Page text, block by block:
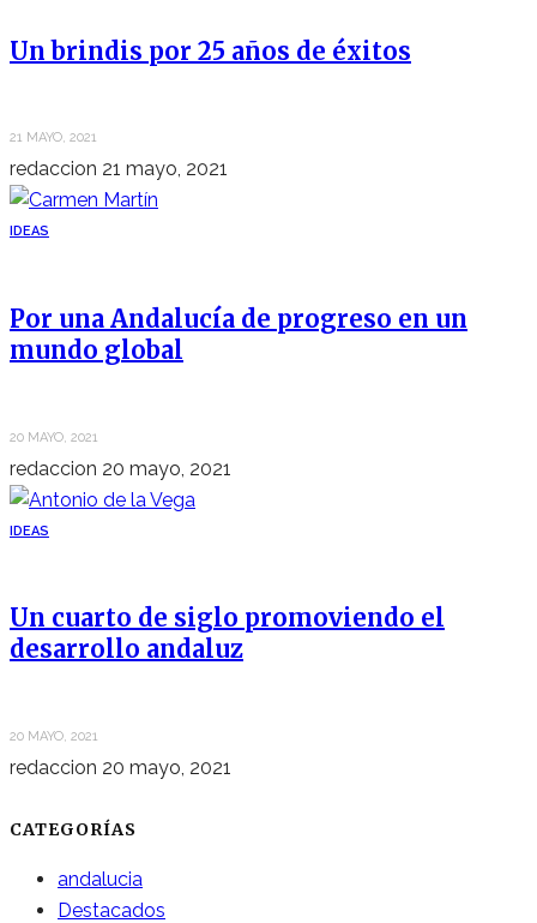
Un brindis por 25 años de éxitos
21 MAYO, 2021
redaccion 21 mayo, 2021
IDEAS
Por una Andalucía de progreso en un
mundo global
20 MAYO, 2021
redaccion 20 mayo, 2021
IDEAS
Un cuarto de siglo promoviendo el
desarrollo andaluz
20 MAYO, 2021
redaccion 20 mayo, 2021
CATEGORÍAS
andalucia
Destacados